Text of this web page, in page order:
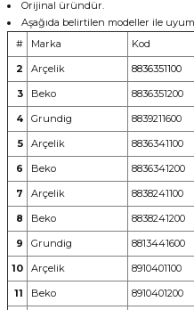
Orijinal üründür.
Aşağıda belirtilen modeller ile
#
Marka Kod
2
Arçelik 8836351100
3
Beko 8836351200
4
Grundig 8839211600
5
Arçelik 8836341100
6
Beko 8836341200
7
Arçelik 8838241100
8
Beko 8838241200
9
Grundig 8813441600
10
Arçelik 8910401100
11
Beko 8910401200